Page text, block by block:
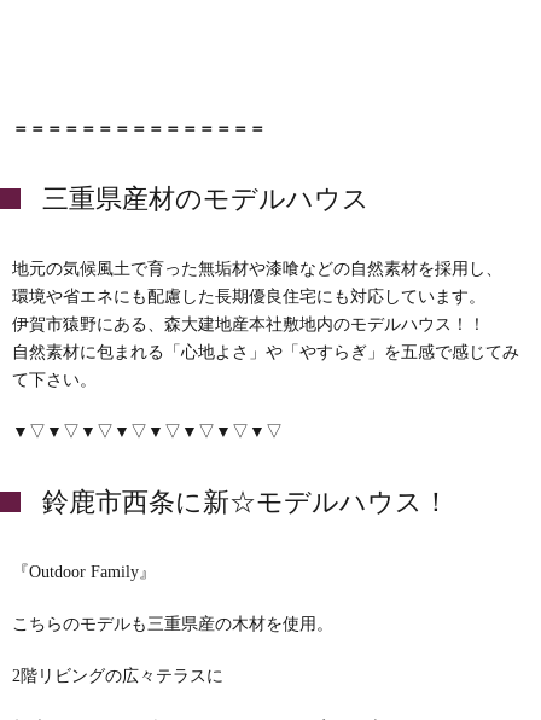
＝＝＝＝＝＝＝＝＝＝＝＝＝＝＝
三重県産材のモデルハウス
地元の気候風土で育った無垢材や漆喰などの自然素材を採用し、
環境や省エネにも配慮した長期優良住宅にも対応しています。
伊賀市猿野にある、森大建地産本社敷地内のモデルハウス！！
自然素材に包まれる「心地よさ」や「やすらぎ」を五感で感じてみ
て下さい。
▼▽▼▽▼▽▼▽▼▽▼▽▼▽▼▽
鈴鹿市西条に新☆モデルハウス！
『Outdoor Family』
こちらのモデルも三重県産の木材を使用。
2階リビングの広々テラスに